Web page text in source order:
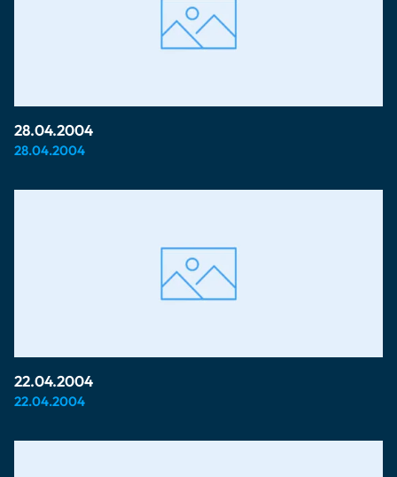
28.04.2004
28.04.2004
22.04.2004
22.04.2004